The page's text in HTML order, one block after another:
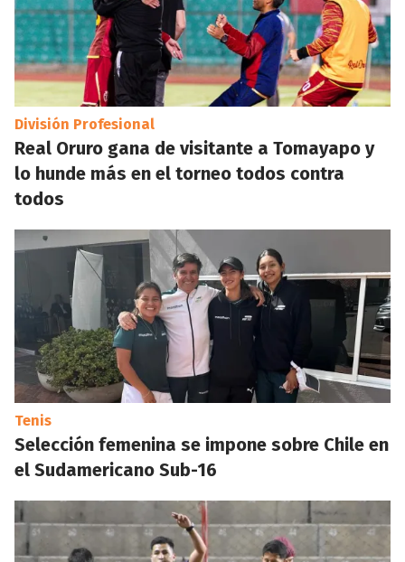
División Profesional
Real Oruro gana de visitante a Tomayapo y
lo hunde más en el torneo todos contra
todos
Tenis
Selección femenina se impone sobre Chile en
el Sudamericano Sub-16